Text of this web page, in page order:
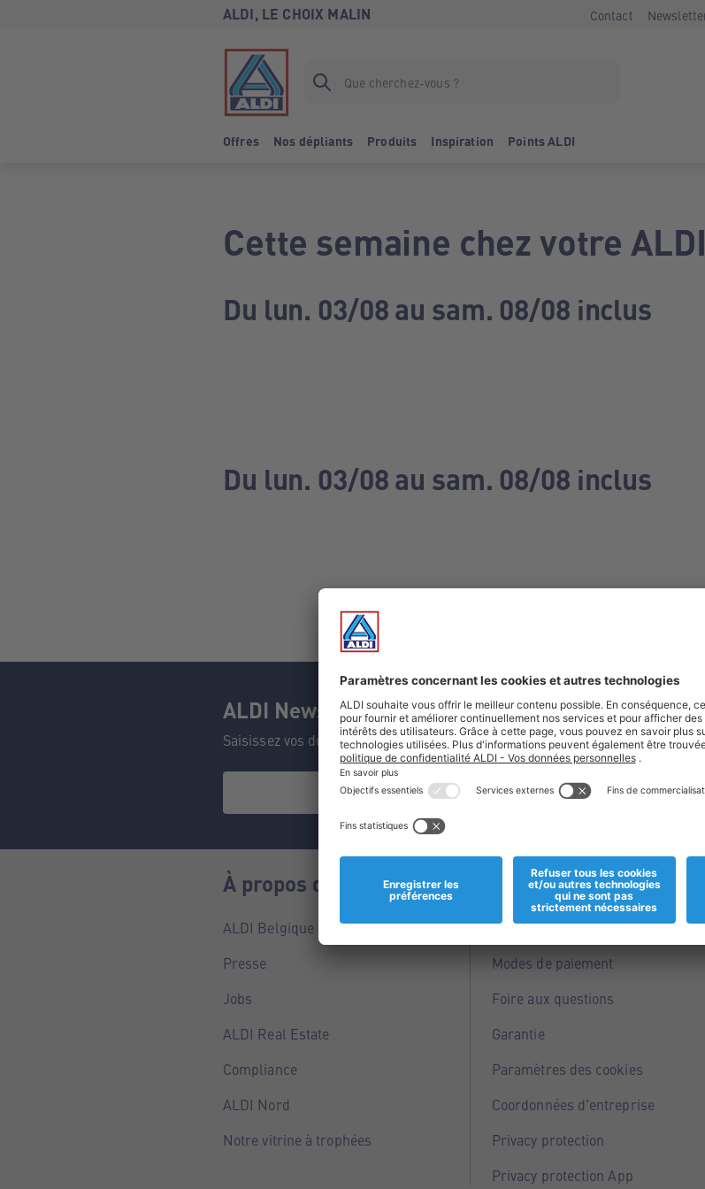
ALDI, LE CHOIX MALIN Contact
Offres Nos dépliants Produits Inspiration Points ALDI
Cette semaine chez votre
Du lun. 03/08 au sam. 08/08 inclus
Du lun. 03/08 au sam. 08/08 inclus
ALDI Newsletter
Saisissez vos données et ne manquez aucune de nos offres.
À propos de nous
ALDI Belgique
Presse
Jobs
ALDI Real Estate
Compliance
ALDI Nord
Notre vitrine à trophées
Informations
Magasins
Modes de paiement
Foire aux questions
Garantie
Paramètres des cookies
Coordonnées d'entreprise
Privacy protection
Privacy protection App